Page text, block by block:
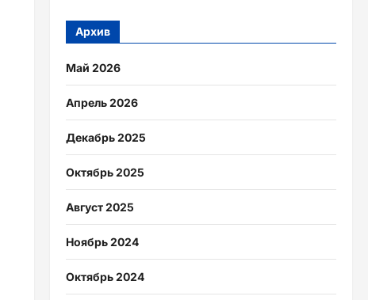
Архив
Май 2026
Апрель 2026
Декабрь 2025
Октябрь 2025
Август 2025
Ноябрь 2024
Октябрь 2024